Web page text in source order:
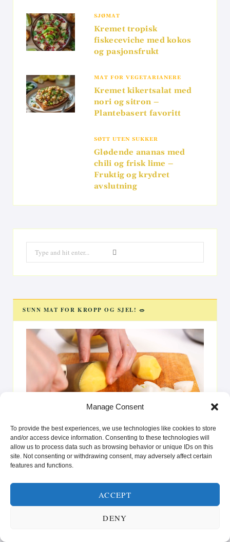
Manage Consent
To provide the best experiences, we use technologies like cookies to store
and/or access device information. Consenting to these technologies will
allow us to process data such as browsing behavior or unique IDs on this
site. Not consenting or withdrawing consent, may adversely affect certain
features and functions.
ACCEPT
DENY
SJØMAT
Kremet tropisk
fiskeceviche med kokos
og pasjonsfrukt
MAT FOR VEGETARIANERE
Kremet kikertsalat med
nori og sitron –
Plantebasert favoritt
SØTT UTEN SUKKER
Glødende ananas med
chili og frisk lime –
Fruktig og krydret
avslutning
for:
SUNN MAT FOR KROPP OG SJEL! 🥗
Videoavspiller
La deg inspirere av oppskrifter som gir glede på tallerkenen
og styrke i hverdagen. Enten du er ute etter raske løsninger
eller vil prøve noe nytt, er vi her for å hjelpe deg med å nå